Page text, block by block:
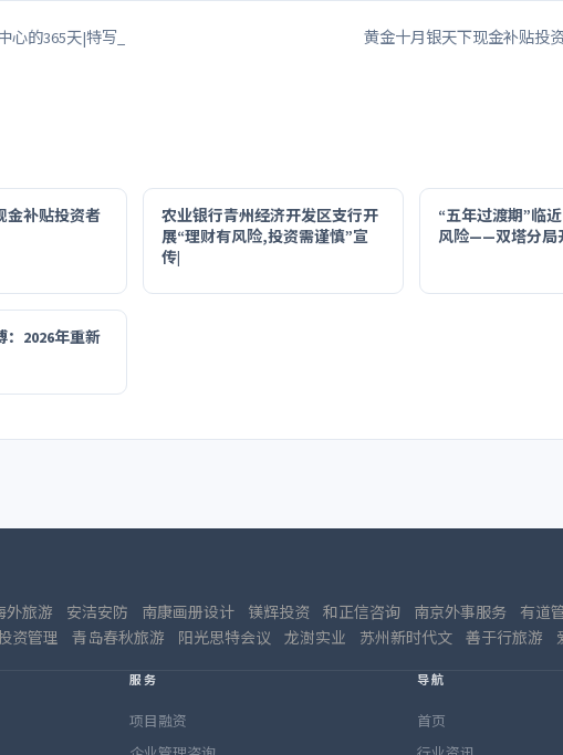
心的365天|特写_ 黄金十月银天下现金补贴投
金补贴投资者
农业银行青州经济开发区支行开
展“理财有风险,投资需谨慎”宣
传|
“五年过渡期”临
风险——双塔分局
：2026年重新
外旅游 安洁安防 南康画册设计 镁辉投资 和正信咨询 南京外事服务 有道
资管理 青岛春秋旅游 阳光思特会议 龙澍实业 苏州新时代文 善于行旅游
服务
项目融资
导航
首页